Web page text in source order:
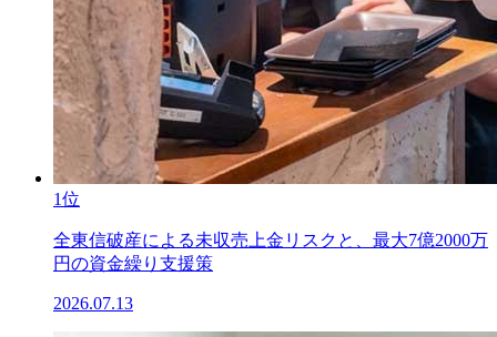
1位
全東信破産による未収売上金リスクと、最大7億2000万
円の資金繰り支援策
2026.07.13